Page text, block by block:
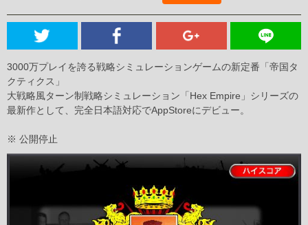
3000万プレイを誇る戦略シミュレーションゲームの新定番「帝国タ
クティクス」
大戦略風ターン制戦略シミュレーション「Hex Empire」シリーズの
最新作として、完全日本語対応でAppStoreにデビュー。
※ 公開停止